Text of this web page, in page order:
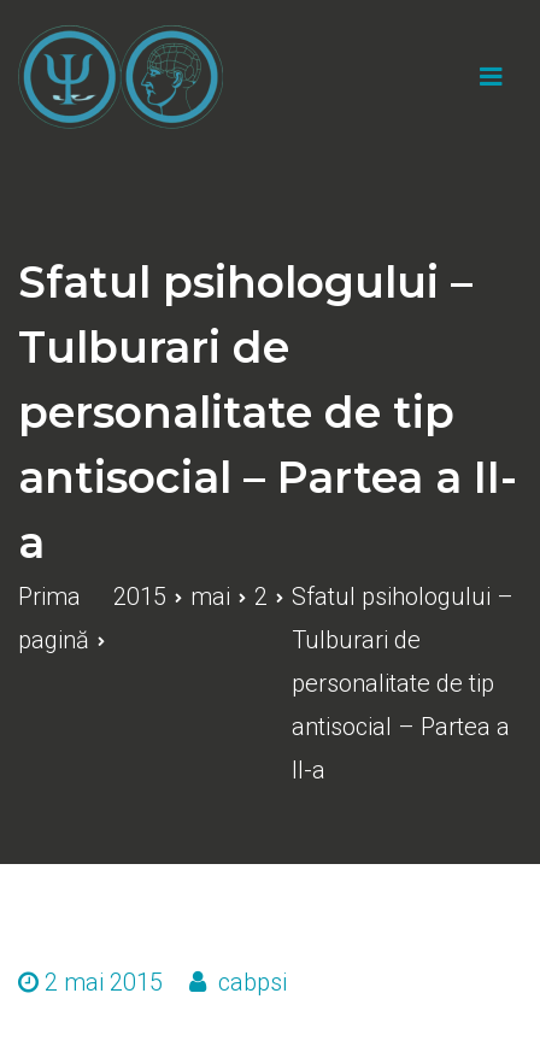
conținut
Sfatul psihologului –
Tulburari de
personalitate de tip
antisocial – Partea a II-
a
Prima
pagină
2015 mai 2
Sfatul psihologului –
Tulburari de
personalitate de tip
antisocial – Partea a
II-a
2 mai 2015 cabpsi